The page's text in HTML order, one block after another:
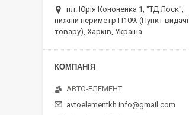
пл. Юрія Кононенка 1, "ТД Лоск",
нижній периметр П109. (Пункт видачі
товару), Харків, Україна
АВТО-ЕЛЕМЕНТ
avtoelementkh.info@gmail.com